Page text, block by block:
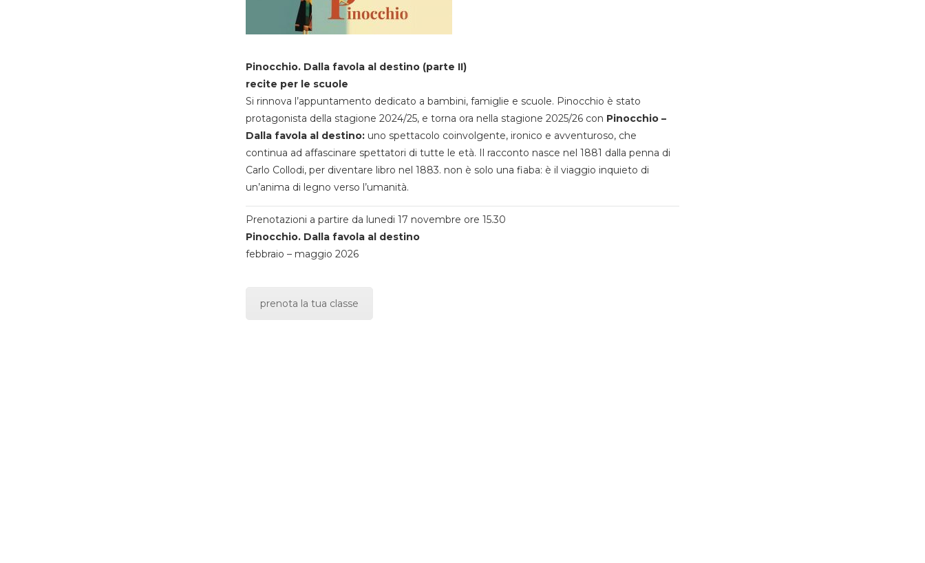
Pinocchio. Dalla favola al destino (parte II)
recite per le scuole
Si rinnova l’appuntamento dedicato a bambini, famiglie e scuole. Pinocchio è stato
protagonista della stagione 2024/25, e torna ora nella stagione 2025/26 con Pinocchio –
Dalla favola al destino:uno spettacolo coinvolgente, ironico e avventuroso, che
continua ad affascinare spettatori di tutte le età. Il racconto nasce nel 1881 dalla penna di
Carlo Collodi, per diventare libro nel 1883. non è solo una fiaba: è il viaggio inquieto di
un’anima di legno verso l’umanità.
Prenotazioni a partire da lunedi 17 novembre ore 15.30
Pinocchio. Dalla favola al destino
febbraio – maggio 2026
prenota la tua classe